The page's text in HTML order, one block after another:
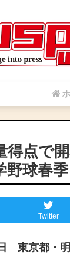
得点で
野球春
Twitter
東京都・